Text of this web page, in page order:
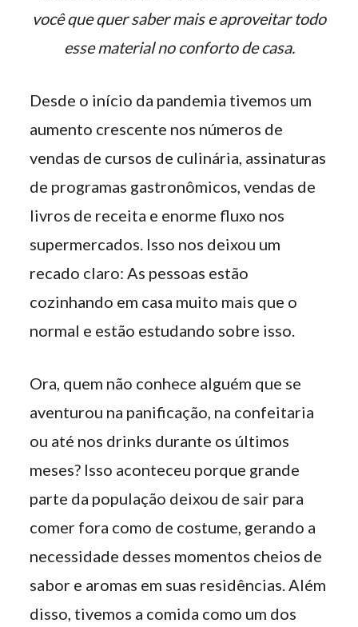
você que quer saber mais e aproveitar todo
esse material no conforto de casa.
Desde o início da pandemia tivemos um
aumento crescente nos números de
vendas de cursos de culinária, assinaturas
de programas gastronômicos, vendas de
livros de receita e enorme fluxo nos
supermercados. Isso nos deixou um
recado claro: As pessoas estão
cozinhando em casa muito mais que o
normal e estão estudando sobre isso.
Ora, quem não conhece alguém que se
aventurou na panificação, na confeitaria
ou até nos drinks durante os últimos
meses? Isso aconteceu porque grande
parte da população deixou de sair para
comer fora como de costume, gerando a
necessidade desses momentos cheios de
sabor e aromas em suas residências. Além
disso, tivemos a comida como um dos